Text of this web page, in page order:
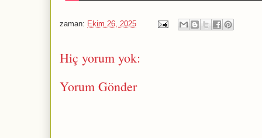
zaman: Ekim 26, 2025
Hiç yorum yok:
Yorum Gönder